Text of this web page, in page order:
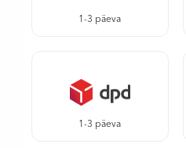
1-3 päeva
1-3 päeva